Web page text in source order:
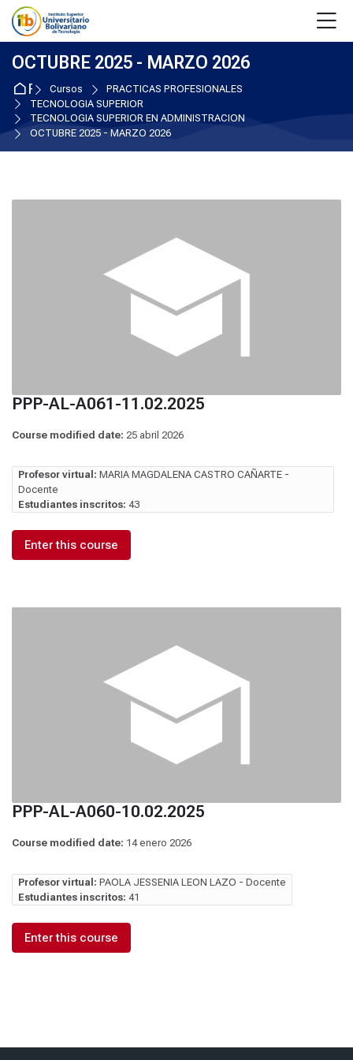
Skip to navigation
Skip to login form
Salta al contenido principal
Skip to accessibility options
Skip to footer
Skip accessibility options
OCTUBRE 2025 - MARZO 2026
Página Principal
Cursos
PRACTICAS PROFESIONALES
TECNOLOGIA SUPERIOR
TECNOLOGIA SUPERIOR EN ADMINISTRACION
OCTUBRE 2025 - MARZO 2026
PPP-AL-A061-11.02.2025
Course modified date: 25 abril 2026
Profesor virtual: MARIA MAGDALENA CASTRO CAÑARTE -
Docente
Estudiantes inscritos: 43
Enter this course
PPP-AL-A060-10.02.2025
Course modified date: 14 enero 2026
Profesor virtual: PAOLA JESSENIA LEON LAZO - Docente
Estudiantes inscritos: 41
Enter this course